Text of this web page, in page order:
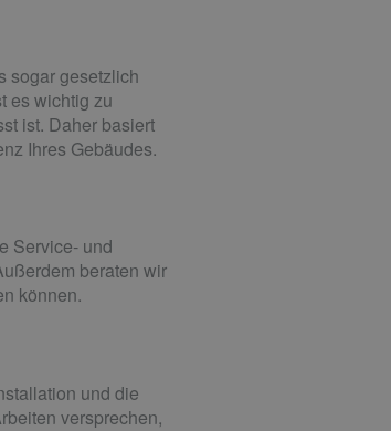
sogar gesetzlich
es wichtig zu
ist. Daher basiert
Ihres Gebäudes.
Service- und
beraten wir
können.
und die
versprechen,